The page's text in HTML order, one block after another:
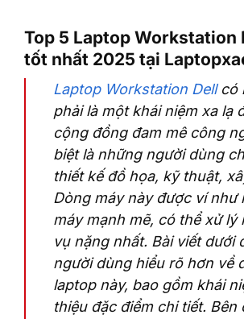
Top 5 Laptop Workstation
tốt nhất 2025 tại
Laptop Workstation Dellcó
phải là một khái niệm xa lạ
cộng đồng đam mê công
biệt là những người dùng
thiết kế đồ họa, kỹ thuật,
Dòng máy này được ví như
máy mạnh mẽ, có thể xử lý
vụ nặng nhất. Bài viết dưới
người dùng hiểu rõ hơn về
laptop này, bao gồm khái
thiệu đặc điểm chi tiết. Bên